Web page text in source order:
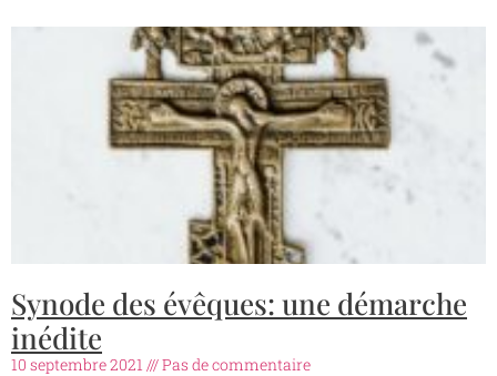
Synode des évêques: une démarche
inédite
10 septembre 2021 Pas de commentaire